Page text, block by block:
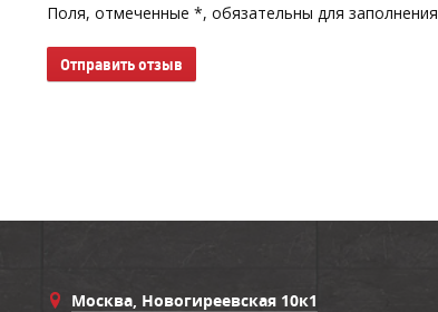
Поля, отмеченные *, обязательны для заполнения
Отправить отзыв
Москва, Новогиреевская 10к1